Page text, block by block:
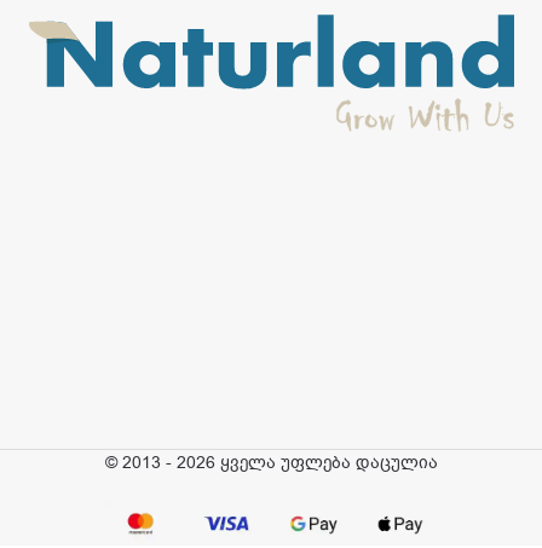
© 2013 - 2026 ყველა უფლება დაცულია